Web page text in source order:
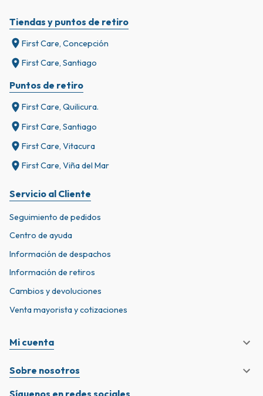
Tiendas y puntos de retiro
First Care, Concepción
First Care, Santiago
Puntos de retiro
First Care, Quilicura.
First Care, Santiago
First Care, Vitacura
First Care, Viña del Mar
Servicio al Cliente
Seguimiento de pedidos
Centro de ayuda
Información de despachos
Información de retiros
Cambios y devoluciones
Venta mayorista y cotizaciones
Mi cuenta
Sobre nosotros
Síguenos en redes sociales